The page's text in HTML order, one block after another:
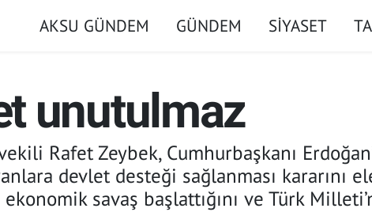
AKSU GÜNDEM GÜNDEM SİYASET
unutulmaz
Rafet Zeybek, Cumhurbaşkanı
devlet desteği sağlanması kararını
savaş başlattığını ve Türk